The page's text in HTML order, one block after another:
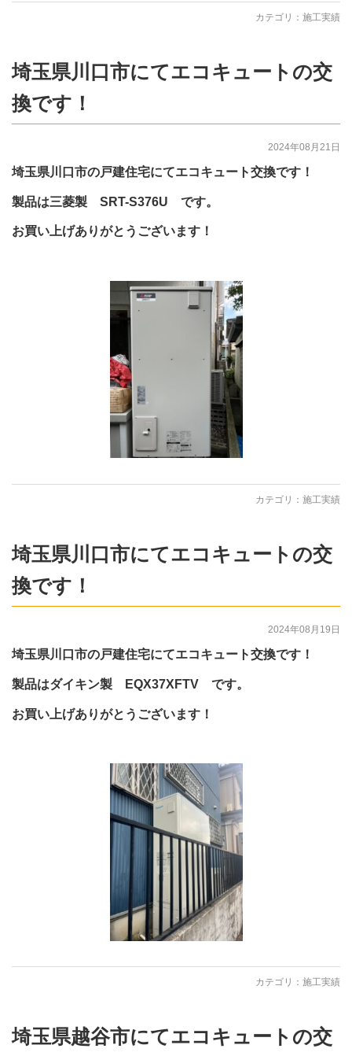
カテゴリ： 施工実績
埼玉県川口市にてエコキュートの交
換です！
2024年08月21日
埼玉県川口市の戸建住宅にてエコキュート交換です！
製品は三菱製 SRT-S376U です。
お買い上げありがとうございます！
カテゴリ： 施工実績
埼玉県川口市にてエコキュートの交
換です！
2024年08月19日
埼玉県川口市の戸建住宅にてエコキュート交換です！
製品はダイキン製 EQX37XFTV です。
お買い上げありがとうございます！
カテゴリ： 施工実績
埼玉県越谷市にてエコキュートの交